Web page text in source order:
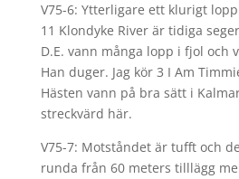
V75-6: Ytterligare ett klurigt
11 Klondyke River är tidiga
D.E. vann många lopp i fjol och
Han duger. Jag kör 3 I Am
Hästen vann på bra sätt i
streckvärd här.
V75-7: Motståndet är tufft och
runda från 60 meters tilllägg